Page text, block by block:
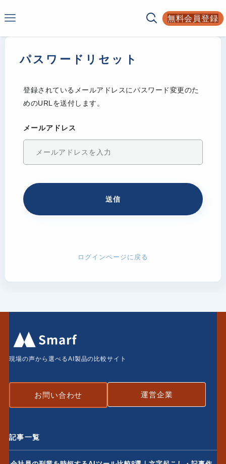
無料会員登録
パスワードリセット
登録されているメールアドレスにパスワード変更のた
めのURLを送付します。
メールアドレス
送信
ログインページに戻る
現場の声から選べるAI製品の比較サイト
お問い合わせ 運営企業
記事一覧